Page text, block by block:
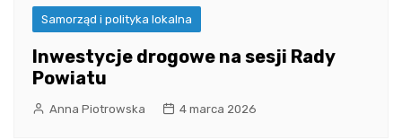
Samorząd i polityka lokalna
Inwestycje drogowe na sesji Rady
Powiatu
Anna Piotrowska 4 marca 2026